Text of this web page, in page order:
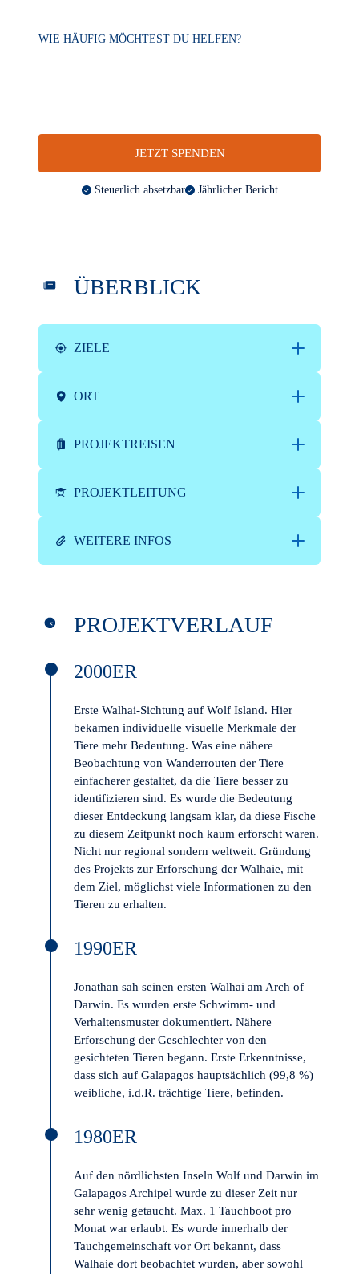
WIE HÄUFIG MÖCHTEST DU HELFEN?
JETZT SPENDEN
Steuerlich absetzbar Jährlicher Bericht
ÜBERBLICK
ZIELE
ORT
PROJEKTREISEN
PROJEKTLEITUNG
WEITERE INFOS
PROJEKTVERLAUF
2000ER
Erste Walhai-Sichtung auf Wolf Island. Hier
bekamen individuelle visuelle Merkmale der
Tiere mehr Bedeutung. Was eine nähere
Beobachtung von Wanderrouten der Tiere
einfacherer gestaltet, da die Tiere besser zu
identifizieren sind. Es wurde die Bedeutung
dieser Entdeckung langsam klar, da diese Fische
zu diesem Zeitpunkt noch kaum erforscht waren.
Nicht nur regional sondern weltweit. Gründung
des Projekts zur Erforschung der Walhaie, mit
dem Ziel, möglichst viele Informationen zu den
Tieren zu erhalten.
1990ER
Jonathan sah seinen ersten Walhai am Arch of
Darwin. Es wurden erste Schwimm- und
Verhaltensmuster dokumentiert. Nähere
Erforschung der Geschlechter von den
gesichteten Tieren begann. Erste Erkenntnisse,
dass sich auf Galapagos hauptsächlich (99,8 %)
weibliche, i.d.R. trächtige Tiere, befinden.
1980ER
Auf den nördlichsten Inseln Wolf und Darwin im
Galapagos Archipel wurde zu dieser Zeit nur
sehr wenig getaucht. Max. 1 Tauchboot pro
Monat war erlaubt. Es wurde innerhalb der
Tauchgemeinschaft vor Ort bekannt, dass
Walhaie dort beobachtet wurden, aber sowohl